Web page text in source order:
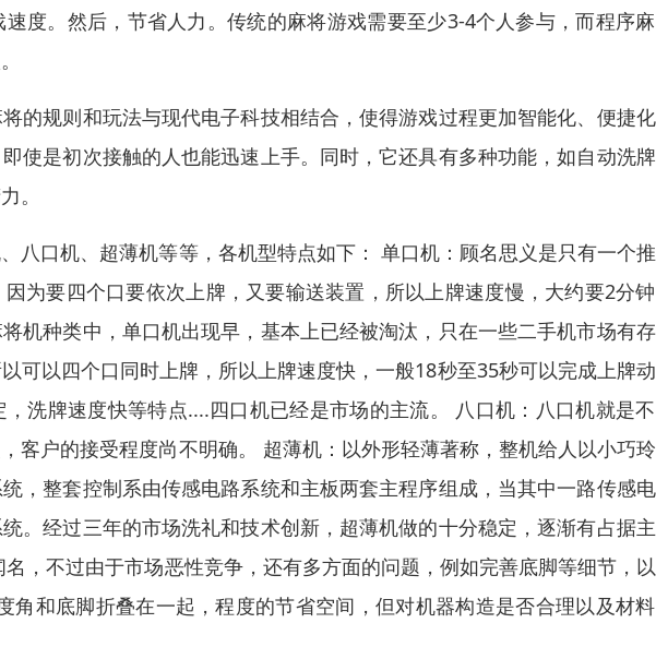
度。然后，节省人力。传统的麻将游戏需要至少3-4个人参与，而程序
的规则和玩法与现代电子科技相结合，使得游戏过程更加智能化、便捷
使是初次接触的人也能迅速上手。同时，它还具有多种功能，如自动洗
。
八口机、超薄机等等，各机型特点如下： 单口机：顾名思义是只有一个
为要四个口要依次上牌，又要输送装置，所以上牌速度慢，大约要2分
机种类中，单口机出现早，基本上已经被淘汰，只在一些二手机市场有
可以四个口同时上牌，所以上牌速度快，一般18秒至35秒可以完成上牌
洗牌速度快等特点....四口机已经是市场的主流。 八口机：八口机就是
客户的接受程度尚不明确。 超薄机：以外形轻薄著称，整机给人以小巧
，整套控制系由传感电路系统和主板两套主程序组成，当其中一路传感
。经过三年的市场洗礼和技术创新，超薄机做的十分稳定，逐渐有占据
，不过由于市场恶性竞争，还有多方面的问题，例如完善底脚等细节，
角和底脚折叠在一起，程度的节省空间，但对机器构造是否合理以及材